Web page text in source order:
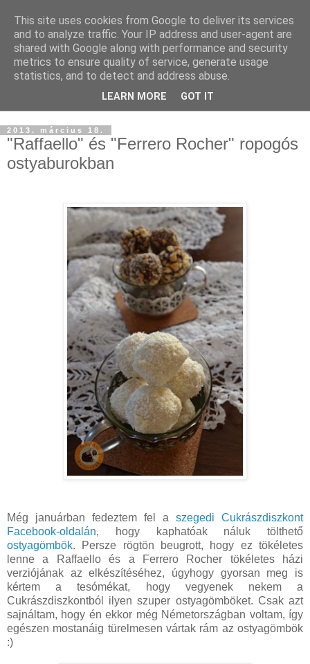
2013. március 18.
"Raffaello" és "Ferrero Rocher" ropogós
ostyaburokban
Még januárban fedeztem fel a szegedi Cukrászdiszkont
Facebook-oldalán, hogy kaphatóak náluk tölthető
ostyagömbök. Persze rögtön beugrott, hogy ez tökéletes
lenne a Raffaello és a Ferrero Rocher tökéletes házi
verziójának az elkészítéséhez, úgyhogy gyorsan meg is
kértem a tesómékat, hogy vegyenek nekem a
Cukrászdiszkontból ilyen szuper ostyagömböket. Csak azt
sajnáltam, hogy én ekkor még Németországban voltam, így
egészen mostanáig türelmesen vártak rám az ostyagömbök
:)
This site uses cookies from Google to deliver its services
and to analyze traffic. Your IP address and user-agent are
shared with Google along with performance and security
metrics to ensure quality of service, generate usage
statistics, and to detect and address abuse.
LEARN MORE GOT IT